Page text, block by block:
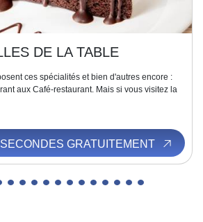
DE LA TABLE
ces spécialités et bien d'autres encore :
aux Café-restaurant. Mais si vous visitez la
GRATUITEMENT